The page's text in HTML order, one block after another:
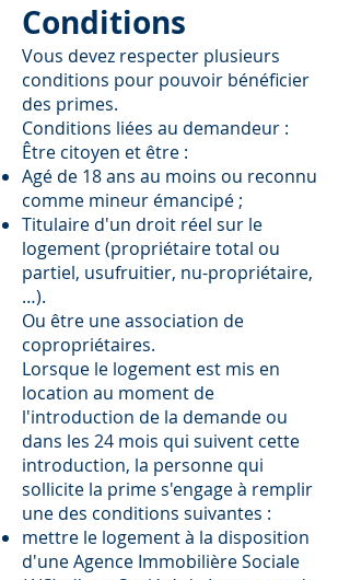
Conditions
Vous devez respecter plusieurs
conditions pour pouvoir bénéficier
des primes.
Conditions liées au demandeur :
Être citoyen et être :
Agé de 18 ans au moins ou reconnu
comme mineur émancipé ;
Titulaire d'un droit réel sur le
logement (propriétaire total ou
partiel, usufruitier, nu-propriétaire,
…).
Ou être une association de
copropriétaires.
Lorsque le logement est mis en
location au moment de
l'introduction de la demande ou
dans les 24 mois qui suivent cette
introduction, la personne qui
sollicite la prime s'engage à remplir
une des conditions suivantes :
mettre le logement à la disposition
d'une Agence Immobilière Sociale